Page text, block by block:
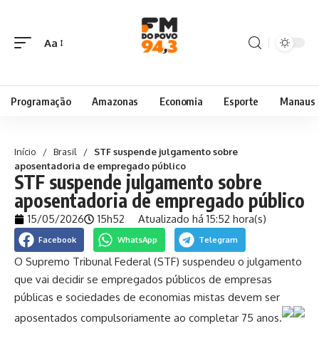
Aa
Programação Amazonas Economia Esporte Manaus
Início / Brasil /
STF suspende julgamento sobre
aposentadoria de empregado público
STF suspende julgamento sobre
aposentadoria de empregado público
15/05/2026 15h52 Atualizado há 15:52 hora(s)
Facebook WhatsApp Telegram
O Supremo Tribunal Federal (STF) suspendeu o julgamento
que vai decidir se empregados públicos de empresas
públicas e sociedades de economias mistas devem ser
aposentados compulsoriamente ao completar 75 anos.